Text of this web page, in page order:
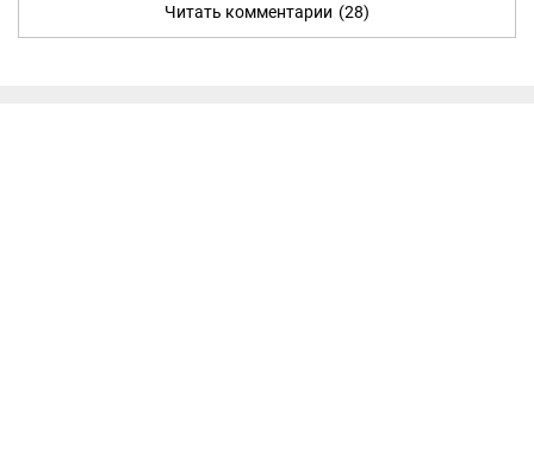
Читать комментарии (28)